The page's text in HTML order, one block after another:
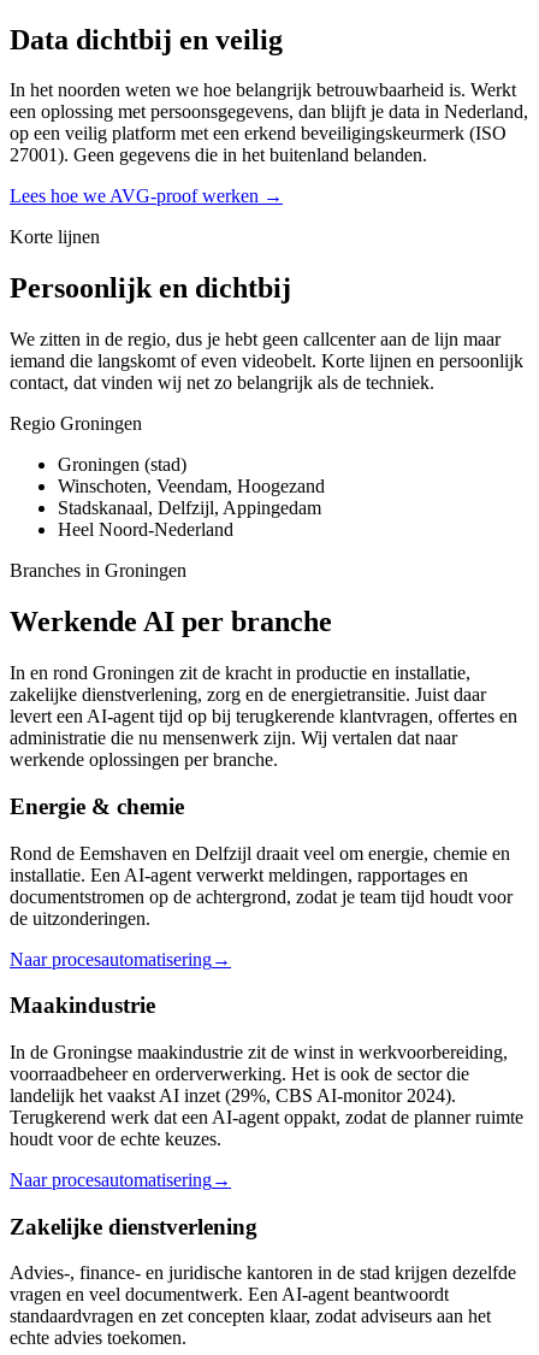
Data dichtbij en veilig
In het noorden weten we hoe belangrijk betrouwbaarheid is. Werkt
een oplossing met persoonsgegevens, dan blijft je data in Nederland,
op een veilig platform met een erkend beveiligingskeurmerk (ISO
27001). Geen gegevens die in het buitenland belanden.
Lees hoe we AVG-proof werken →
Korte lijnen
Persoonlijk en dichtbij
We zitten in de regio, dus je hebt geen callcenter aan de lijn maar
iemand die langskomt of even videobelt. Korte lijnen en persoonlijk
contact, dat vinden wij net zo belangrijk als de techniek.
Regio Groningen
Groningen (stad)
Winschoten, Veendam, Hoogezand
Stadskanaal, Delfzijl, Appingedam
Heel Noord-Nederland
Branches in Groningen
Werkende AI per branche
In en rond Groningen zit de kracht in productie en installatie,
zakelijke dienstverlening, zorg en de energietransitie. Juist daar
levert een AI-agent tijd op bij terugkerende klantvragen, offertes en
administratie die nu mensenwerk zijn. Wij vertalen dat naar
werkende oplossingen per branche.
Energie & chemie
Rond de Eemshaven en Delfzijl draait veel om energie, chemie en
installatie. Een AI-agent verwerkt meldingen, rapportages en
documentstromen op de achtergrond, zodat je team tijd houdt voor
de uitzonderingen.
Naar procesautomatisering→
Maakindustrie
In de Groningse maakindustrie zit de winst in werkvoorbereiding,
voorraadbeheer en orderverwerking. Het is ook de sector die
landelijk het vaakst AI inzet (29%, CBS AI-monitor 2024).
Terugkerend werk dat een AI-agent oppakt, zodat de planner ruimte
houdt voor de echte keuzes.
Naar procesautomatisering→
Zakelijke dienstverlening
Advies-, finance- en juridische kantoren in de stad krijgen dezelfde
vragen en veel documentwerk. Een AI-agent beantwoordt
standaardvragen en zet concepten klaar, zodat adviseurs aan het
echte advies toekomen.